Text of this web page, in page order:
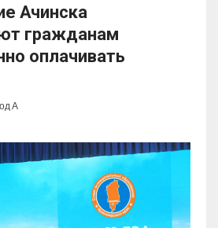
Ачинска
гражданам
оплачивать
А